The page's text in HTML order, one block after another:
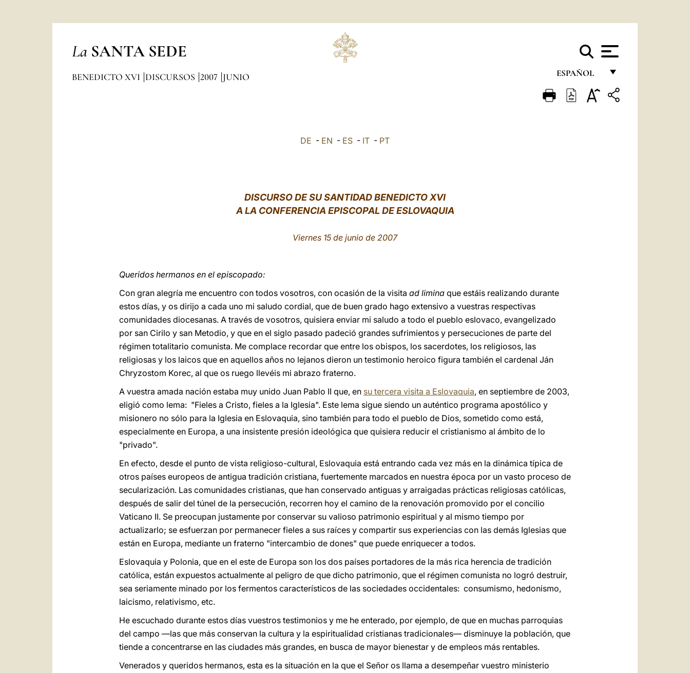
La SANTA SEDE
ESPAÑOL
FRANÇAIS
BENEDICTO XVI DISCURSOS 2007 JUNIO
DE - EN - ES - IT - PT
DISCURSO DE SU SANTIDAD BENEDICTO XVI
A LA CONFERENCIA EPISCOPAL DE ESLOVAQUIA
Viernes 15 de junio de 2007
Queridos hermanos en el episcopado:
Con gran alegría me encuentro con todos vosotros, con ocasión de la visita ad limina que estáis realizando durante
estos días, y os dirijo a cada uno mi saludo cordial, que de buen grado hago extensivo a vuestras respectivas
comunidades diocesanas. A través de vosotros, quisiera enviar mi saludo a todo el pueblo eslovaco, evangelizado
por san Cirilo y san Metodio, y que en el siglo pasado padeció grandes sufrimientos y persecuciones de parte del
régimen totalitario comunista. Me complace recordar que entre los obispos, los sacerdotes, los religiosos, las
religiosas y los laicos que en aquellos años no lejanos dieron un testimonio heroico figura también el cardenal Ján
Chryzostom Korec, al que os ruego llevéis mi abrazo fraterno.
A vuestra amada nación estaba muy unido Juan Pablo II que, en su tercera visita a Eslovaquia, en septiembre de 2003,
eligió como lema: "Fieles a Cristo, fieles a la Iglesia". Este lema sigue siendo un auténtico programa apostólico y
misionero no sólo para la Iglesia en Eslovaquia, sino también para todo el pueblo de Dios, sometido como está,
especialmente en Europa, a una insistente presión ideológica que quisiera reducir el cristianismo al ámbito de lo
"privado".
En efecto, desde el punto de vista religioso-cultural, Eslovaquia está entrando cada vez más en la dinámica típica de
otros países europeos de antigua tradición cristiana, fuertemente marcados en nuestra época por un vasto proceso de
secularización. Las comunidades cristianas, que han conservado antiguas y arraigadas prácticas religiosas católicas,
después de salir del túnel de la persecución, recorren hoy el camino de la renovación promovido por el concilio
Vaticano II. Se preocupan justamente por conservar su valioso patrimonio espiritual y al mismo tiempo por
actualizarlo; se esfuerzan por permanecer fieles a sus raíces y compartir sus experiencias con las demás Iglesias que
están en Europa, mediante un fraterno "intercambio de dones" que puede enriquecer a todos.
Eslovaquia y Polonia, que en el este de Europa son los dos países portadores de la más rica herencia de tradición
católica, están expuestos actualmente al peligro de que dicho patrimonio, que el régimen comunista no logró destruir,
sea seriamente minado por los fermentos característicos de las sociedades occidentales: consumismo, hedonismo,
laicismo, relativismo, etc.
He escuchado durante estos días vuestros testimonios y me he enterado, por ejemplo, de que en muchas parroquias
del campo —las que más conservan la cultura y la espiritualidad cristianas tradicionales— disminuye la población, que
tiende a concentrarse en las ciudades más grandes, en busca de mayor bienestar y de empleos más rentables.
Venerados y queridos hermanos, esta es la situación en la que el Señor os llama a desempeñar vuestro ministerio